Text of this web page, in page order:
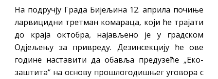
ДОМАЋИНСТАВА, ДВОРИШТЕ
ЗАЈЕДНИЦА ЕТАЖНИХ ВЛАСНИКА И ЈАВНИ
ПРОСТОР У МЈЕСНИМ ЗАЈЕДНИЦАМА НА
ТЕРИТОРИЈИ ГРАДА БИЈЕЉИНА
Обавјештење за предузетника - Гојко
Богуновић
На подручју Града Бијељина 12. априла почиње
ларвицидни третман комараца, који ће трајати
до краја октобра, најављено је у градском
Одјељењу за привреду. Дезинсекцију ће ове
године наставити да обавља предузеће „Еко-
заштита“ на основу прошлогодишњег уговора с